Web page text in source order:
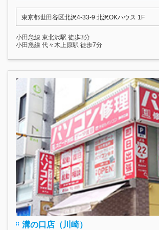
東京都世田谷区北沢4-33-9 北沢OKハウス 1F
小田急線 東北沢駅 徒歩3分
小田急線 代々木上原駅 徒歩7分
溝の口店（川崎）